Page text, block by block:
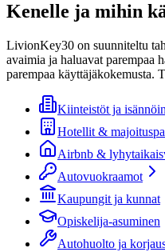
Kenelle ja mihin
LivionKey30 on suunniteltu
avaimia ja haluavat parempaa
parempaa käyttäjäkokemusta.
Kiinteistöt ja
Hotellit &
Airbnb &
Autovuokraamot
Kaupungit ja kunnat
Opiskelija-asuminen
Autohuolto ja